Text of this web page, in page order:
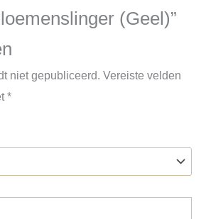
(Geel)”
niet gepubliceerd. Vereiste velden
*